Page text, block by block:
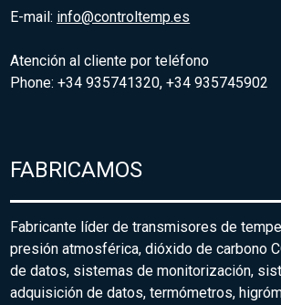
E-mail: info@controltemp.es
Atención al cliente por teléfono
Phone: +34 935741320, +34 935745902
FABRICAMOS
Fabricante líder de transmisores de
presión atmosférica, dióxido de carbono
de datos, sistemas de monitorización,
adquisición de datos, termómetros,